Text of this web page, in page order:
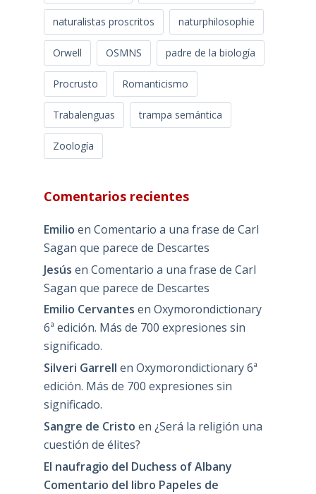
naturalistas proscritos naturphilosophie
Orwell OSMNS padre de la biología
Procrusto Romanticismo
Trabalenguas trampa semántica
Zoología
Comentarios recientes
Emilio en Comentario a una frase de Carl
Sagan que parece de Descartes
Jesús en Comentario a una frase de Carl
Sagan que parece de Descartes
Emilio Cervantes en Oxymorondictionary
6ª edición. Más de 700 expresiones sin
significado.
Silveri Garrell en Oxymorondictionary 6ª
edición. Más de 700 expresiones sin
significado.
Sangre de Cristo en ¿Será la religión una
cuestión de élites?
El naufragio del Duchess of Albany
Comentario del libro Papeles de